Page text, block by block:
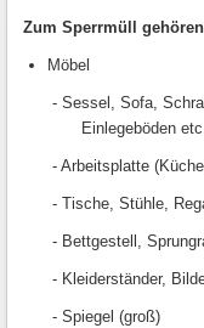
Zum Sperrmüll
Möbel
- Sessel, Sofa,
Einlegeböden
- Arbeitsplatte
- Tische, Stühle,
- Bettgestell,
- Kleiderständer,
- Spiegel (groß)